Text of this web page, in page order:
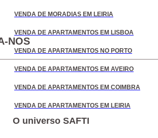
VENDA DE MORADIAS EM LEIRIA
VENDA DE APARTAMENTOS EM LISBOA
VENDA DE APARTAMENTOS NO PORTO
VENDA DE APARTAMENTOS EM AVEIRO
VENDA DE APARTAMENTOS EM COIMBRA
VENDA DE APARTAMENTOS EM LEIRIA
NOS
O universo SAFTI